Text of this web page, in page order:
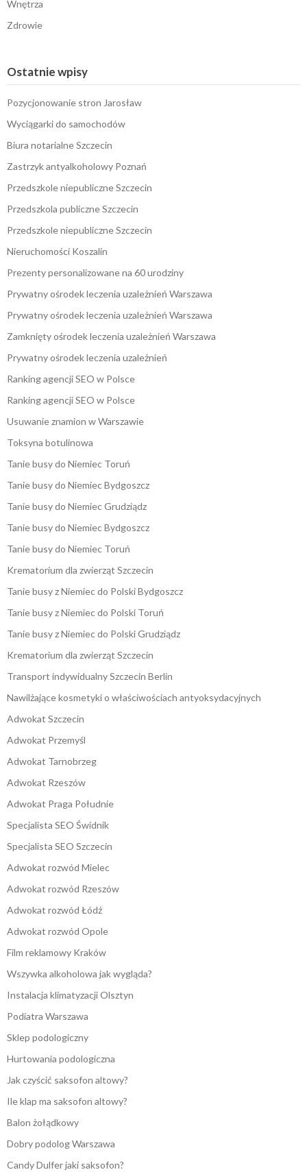
Wnętrza
Zdrowie
Ostatnie wpisy
Pozycjonowanie stron Jarosław
Wyciągarki do samochodów
Biura notarialne Szczecin
Zastrzyk antyalkoholowy Poznań
Przedszkole niepubliczne Szczecin
Przedszkola publiczne Szczecin
Przedszkole niepubliczne Szczecin
Nieruchomości Koszalin
Prezenty personalizowane na 60 urodziny
Prywatny ośrodek leczenia uzależnień Warszawa
Prywatny ośrodek leczenia uzależnień Warszawa
Zamknięty ośrodek leczenia uzależnień Warszawa
Prywatny ośrodek leczenia uzależnień
Ranking agencji SEO w Polsce
Ranking agencji SEO w Polsce
Usuwanie znamion w Warszawie
Toksyna botulinowa
Tanie busy do Niemiec Toruń
Tanie busy do Niemiec Bydgoszcz
Tanie busy do Niemiec Grudziądz
Tanie busy do Niemiec Bydgoszcz
Tanie busy do Niemiec Toruń
Krematorium dla zwierząt Szczecin
Tanie busy z Niemiec do Polski Bydgoszcz
Tanie busy z Niemiec do Polski Toruń
Tanie busy z Niemiec do Polski Grudziądz
Krematorium dla zwierząt Szczecin
Transport indywidualny Szczecin Berlin
Nawilżające kosmetyki o właściwościach antyoksydacyjnych
Adwokat Szczecin
Adwokat Przemyśl
Adwokat Tarnobrzeg
Adwokat Rzeszów
Adwokat Praga Południe
Specjalista SEO Świdnik
Specjalista SEO Szczecin
Adwokat rozwód Mielec
Adwokat rozwód Rzeszów
Adwokat rozwód Łódź
Adwokat rozwód Opole
Film reklamowy Kraków
Wszywka alkoholowa jak wygląda?
Instalacja klimatyzacji Olsztyn
Podiatra Warszawa
Sklep podologiczny
Hurtowania podologiczna
Jak czyścić saksofon altowy?
Ile klap ma saksofon altowy?
Balon żołądkowy
Dobry podolog Warszawa
Candy Dulfer jaki saksofon?